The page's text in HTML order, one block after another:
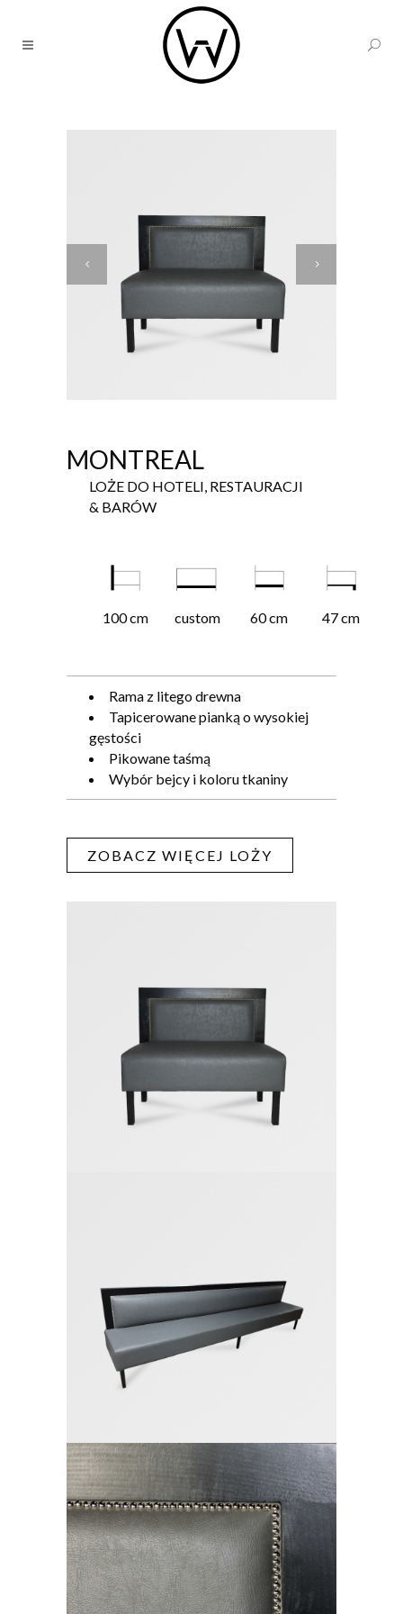
MONTREAL
LOŻE DO HOTELI, RESTAURACJI
& BARÓW
100 cm custom 60 cm 47 cm
Rama z litego drewna
Tapicerowane pianką o wysokiej
gęstości
Pikowane taśmą
Wybór bejcy i koloru tkaniny
ZOBACZ WIĘCEJ LOŻY